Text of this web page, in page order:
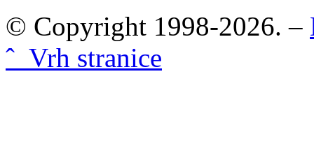
© Copyright 1998-2026. –
ˆ Vrh stranice